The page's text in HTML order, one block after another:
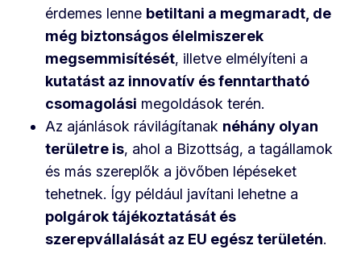
érdemes lenne betiltani a megmaradt, de
még biztonságos élelmiszerek
megsemmisítését, illetve elmélyíteni a
kutatást az innovatív és fenntartható
csomagolási megoldások terén.
Az ajánlások rávilágítanak néhány olyan
területre is, ahol a Bizottság, a tagállamok
és más szereplők a jövőben lépéseket
tehetnek. Így például javítani lehetne a
polgárok tájékoztatását és
szerepvállalását az EU egész területén.